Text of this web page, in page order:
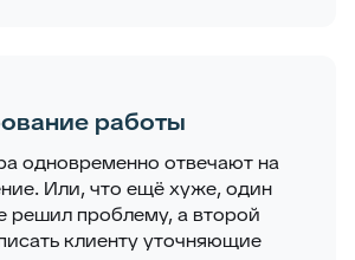
работы
одновременно отвечают на
Или, что ещё хуже, один
решил проблему, а второй
клиенту уточняющие